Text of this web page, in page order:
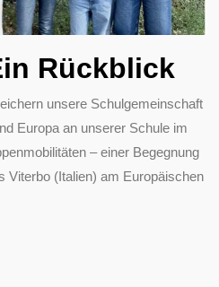
Rückblick
unsere Schulgemeinschaft
Europa an unserer Schule im
– einer Begegnung
Viterbo (Italien) am Europäischen